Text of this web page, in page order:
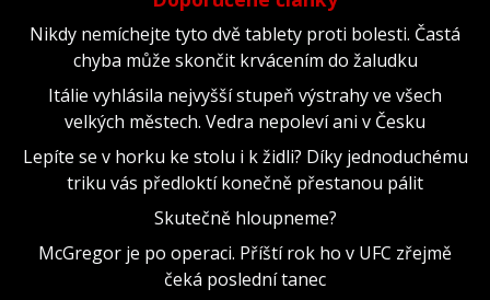
Nikdy nemíchejte tyto dvě tablety proti bolesti. Častá
chyba může skončit krvácením do žaludku
Itálie vyhlásila nejvyšší stupeň výstrahy ve všech
velkých městech. Vedra nepoleví ani v Česku
Lepíte se v horku ke stolu i k židli? Díky jednoduchému
triku vás předloktí konečně přestanou pálit
Skutečně hloupneme?
McGregor je po operaci. Příští rok ho v UFC zřejmě
čeká poslední tanec